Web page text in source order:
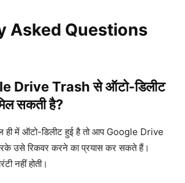
Asked Questions
Drive Trash से ऑटो-डिलीट
सकती है?
ही में ऑटो-डिलीट हुई है तो आप Google Drive
उसे रिकवर करने का प्रयास कर सकते हैं।
नहीं होती।